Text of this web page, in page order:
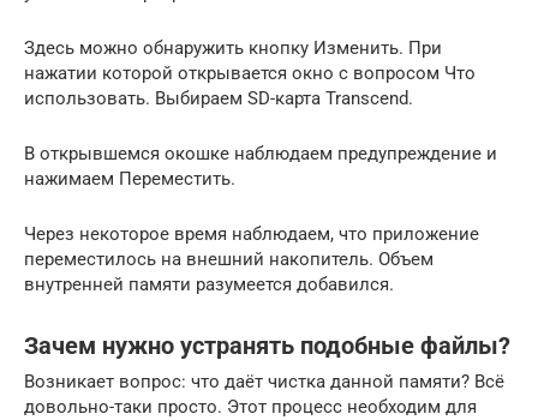
Здесь можно обнаружить кнопку Изменить. При
нажатии которой открывается окно с вопросом Что
использовать. Выбираем SD-карта Transcend.
В открывшемся окошке наблюдаем предупреждение и
нажимаем Переместить.
Через некоторое время наблюдаем, что приложение
переместилось на внешний накопитель. Объем
внутренней памяти разумеется добавился.
Зачем нужно устранять подобные файлы?
Возникает вопрос: что даёт чистка данной памяти? Всё
довольно-таки просто. Этот процесс необходим для